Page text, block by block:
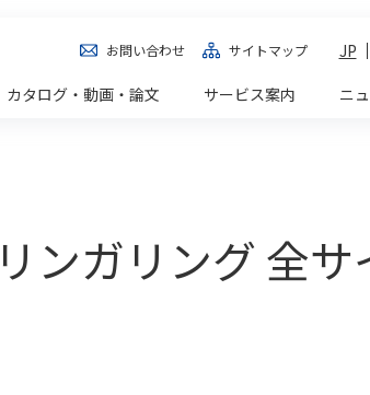
お問い合わせ サイトマップ JP
カタログ・動画・論文 サービス案内 ニ
ンガリング 全サ